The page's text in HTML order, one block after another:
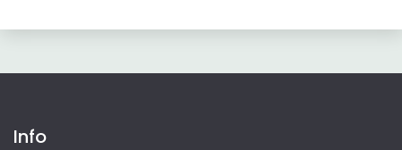
Info